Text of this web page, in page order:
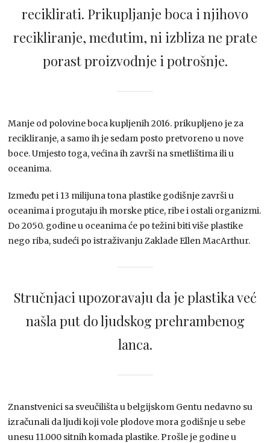
reciklirati. Prikupljanje boca i njihovo
recikliranje, međutim, ni izbliza ne prate
porast proizvodnje i potrošnje.
Manje od polovine boca kupljenih 2016. prikupljeno je za
recikliranje, a samo ih je sedam posto pretvoreno u nove
boce. Umjesto toga, većina ih završi na smetlištima ili u
oceanima.
Između pet i 13 milijuna tona plastike godišnje završi u
oceanima i progutaju ih morske ptice, ribe i ostali organizmi.
Do 2050. godine u oceanima će po težini biti više plastike
nego riba, sudeći po istraživanju Zaklade Ellen MacArthur.
Stručnjaci upozoravaju da je plastika već
našla put do ljudskog prehrambenog
lanca.
Znanstvenici sa sveučilišta u belgijskom Gentu nedavno su
izračunali da ljudi koji vole plodove mora godišnje u sebe
unesu 11.000 sitnih komada plastike. Prošle je godine u